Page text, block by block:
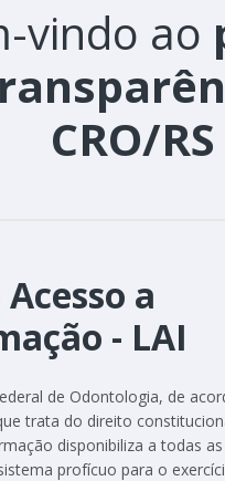
vindo ao
CRO/RS
a
- LAI
de Odontologia, de
trata do direito
disponibiliza a todas
profícuo para o